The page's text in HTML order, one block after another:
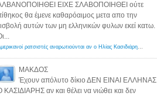
ΕΙΧΕ ΣΛΑΒΟΠΟΙΗΘΕΙ ούτε
θα έμενε καθαρόαιμος μετα απο την
αυτών των μη ελληνικών φυλων εκεί κατω.
Αμερικανοί ρατσιστές αναρωτιούνται αν ο Ηλίας Κασιδιάρης ανήκει στη λευκή φυλή... - Λόγιος Ερμής
ΜΑΚΔΟΣ
Έχουν απόλυτο δίκιο ΔΕΝ ΕΙΝΑΙ ΕΛΛΗΝΑΣ
ΚΑΣΙΔΙΑΡΗΣ αν και θέλει να νιώθει και δεν